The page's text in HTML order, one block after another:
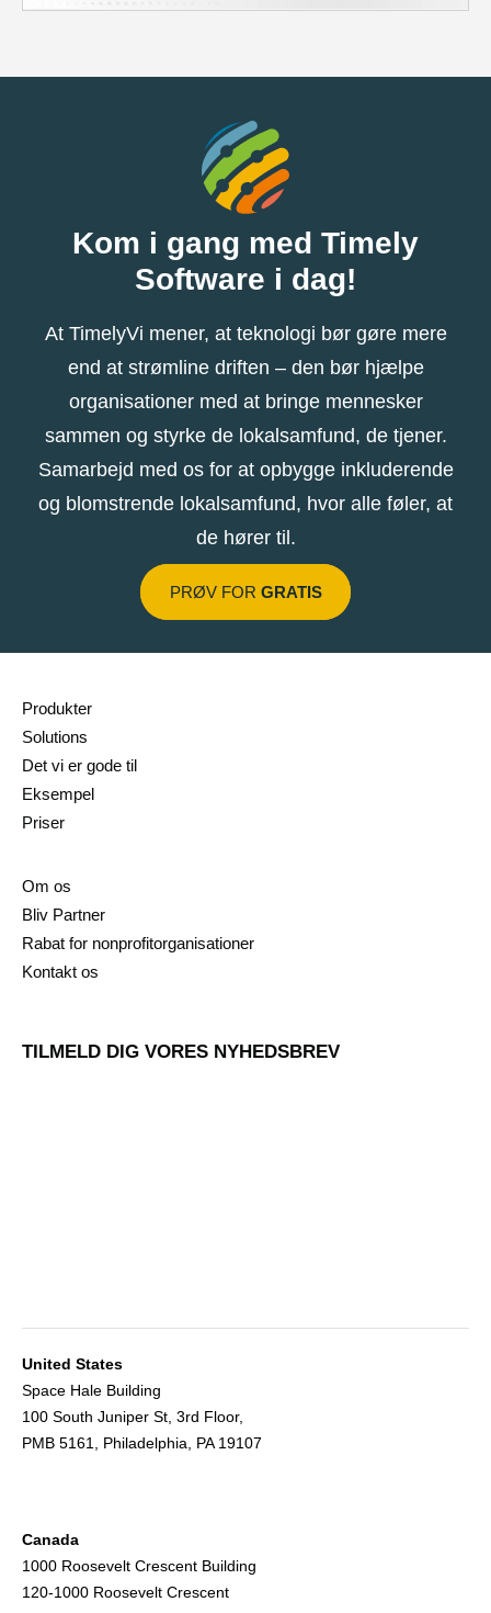
Kom i gang med Timely
Software i dag!
At TimelyVi mener, at teknologi bør gøre mere
end at strømline driften – den bør hjælpe
organisationer med at bringe mennesker
sammen og styrke de lokalsamfund, de tjener.
Samarbejd med os for at opbygge inkluderende
og blomstrende lokalsamfund, hvor alle føler, at
de hører til.
PRØV FOR GRATIS
Produkter
Solutions
Det vi er gode til
Eksempel
Priser
Om os
Bliv Partner
Rabat for nonprofitorganisationer
Kontakt os
TILMELD DIG VORES NYHEDSBREV
United States
Space Hale Building
100 South Juniper St, 3rd Floor,
PMB 5161, Philadelphia, PA 19107
Canada
1000 Roosevelt Crescent Building
120-1000 Roosevelt Crescent